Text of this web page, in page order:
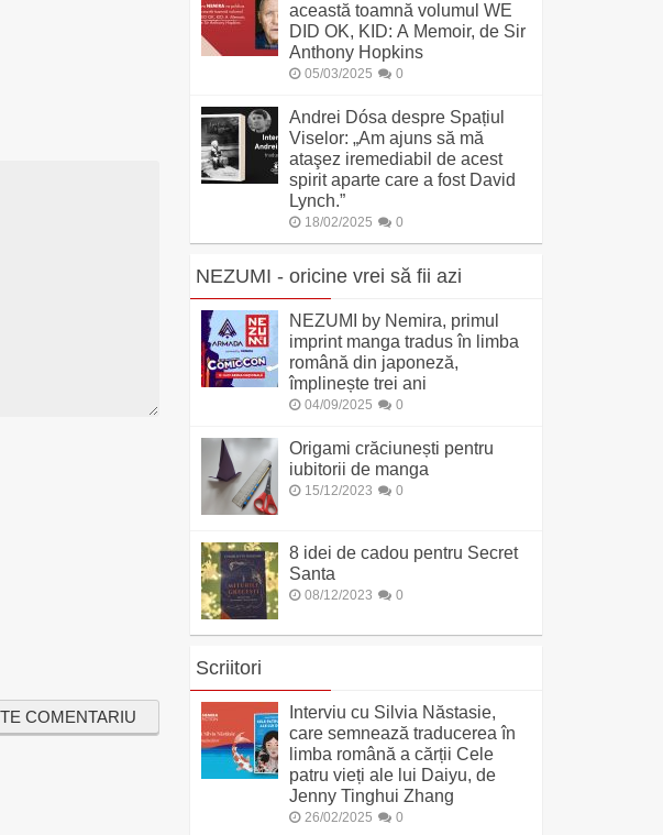
această toamnă volumul WE
DID OK, KID: A Memoir, de Sir
Anthony Hopkins
05/03/2025 0
Andrei Dósa despre Spațiul
Viselor: „Am ajuns să mă
ataşez iremediabil de acest
spirit aparte care a fost David
Lynch.”
18/02/2025 0
NEZUMI - oricine vrei să fii azi
NEZUMI by Nemira, primul
imprint manga tradus în limba
română din japoneză,
împlinește trei ani
04/09/2025 0
Origami crăciunești pentru
iubitorii de manga
15/12/2023 0
8 idei de cadou pentru Secret
Santa
08/12/2023 0
Scriitori
Interviu cu Silvia Năstasie,
care semnează traducerea în
limba română a cărții Cele
patru vieți ale lui Daiyu, de
Jenny Tinghui Zhang
26/02/2025 0